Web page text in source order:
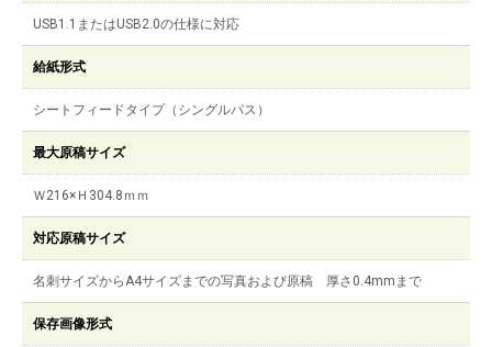
USB1.1またはUSB2.0の仕様に対応
給紙形式
シートフィードタイプ（シングルパス）
最大原稿サイズ
Ｗ216×Ｈ304.8ｍｍ
対応原稿サイズ
名刺サイズからA4サイズまでの写真および原稿 厚さ0.4mmまで
保存画像形式